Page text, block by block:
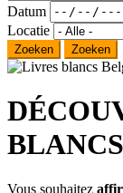
Datum
Locatie
Zoeken
BLANCS
Vous souhaitez